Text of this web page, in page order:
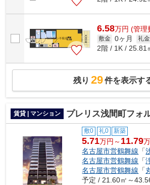
6.58万円 (管理
敷金 0ヶ月 礼金
2階 / 1K / 25.81
残り 29件を表示す
賃貸 | マンション プレリス浅間町フォ
敷0 礼0 新築
5.71万円～ 11.79
名古屋市営鶴舞線 「
名古屋市営鶴舞線 「
名古屋市営鶴舞線 「
予定 / 21.60㎡～